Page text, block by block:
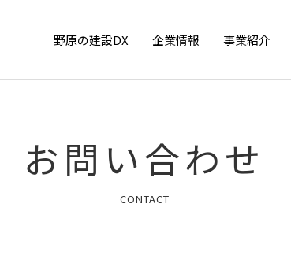
野原の建設DX 企業情報 事業紹介
お問い合わせ
CONTACT